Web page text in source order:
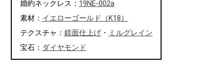
婚約ネックレス： 19NE-002a
素材： イエローゴールド（K18）
テクスチャ： 鏡面仕上げ・ ミルグレイン
宝石： ダイヤモンド